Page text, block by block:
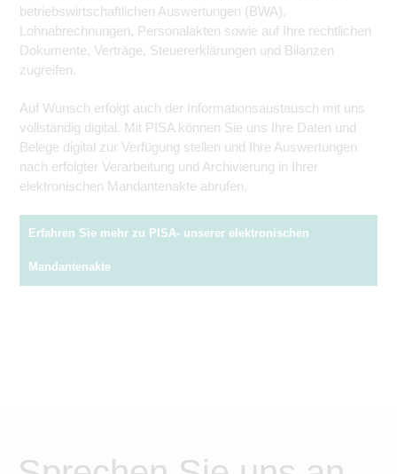
betriebswirtschaftlichen Auswertungen (BWA),
Lohnabrechnungen, Personalakten sowie auf Ihre rechtlichen
Dokumente, Verträge, Steuererklärungen und Bilanzen
zugreifen.
Auf Wunsch erfolgt auch der Informationsaustausch mit uns
vollständig digital. Mit PISA können Sie uns Ihre Daten und
Belege digital zur Verfügung stellen und Ihre Auswertungen
nach erfolgter Verarbeitung und Archivierung in Ihrer
elektronischen Mandantenakte abrufen.
Erfahren Sie mehr zu PISA- unserer elektronischen
Mandantenakte